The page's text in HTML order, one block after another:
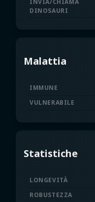
Statistiche
LONGEVITÀ
ROBUSTEZZA
INVIA/CHIAMA
DINOSAURI
Malattia
IMMUNE
VULNERABILE